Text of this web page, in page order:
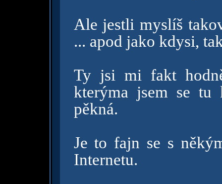
Ale jestli myslíš
... apod jako kdysi,
Ty jsi mi fakt
kterýma jsem se tu
pěkná.
Je to fajn se s
Internetu.